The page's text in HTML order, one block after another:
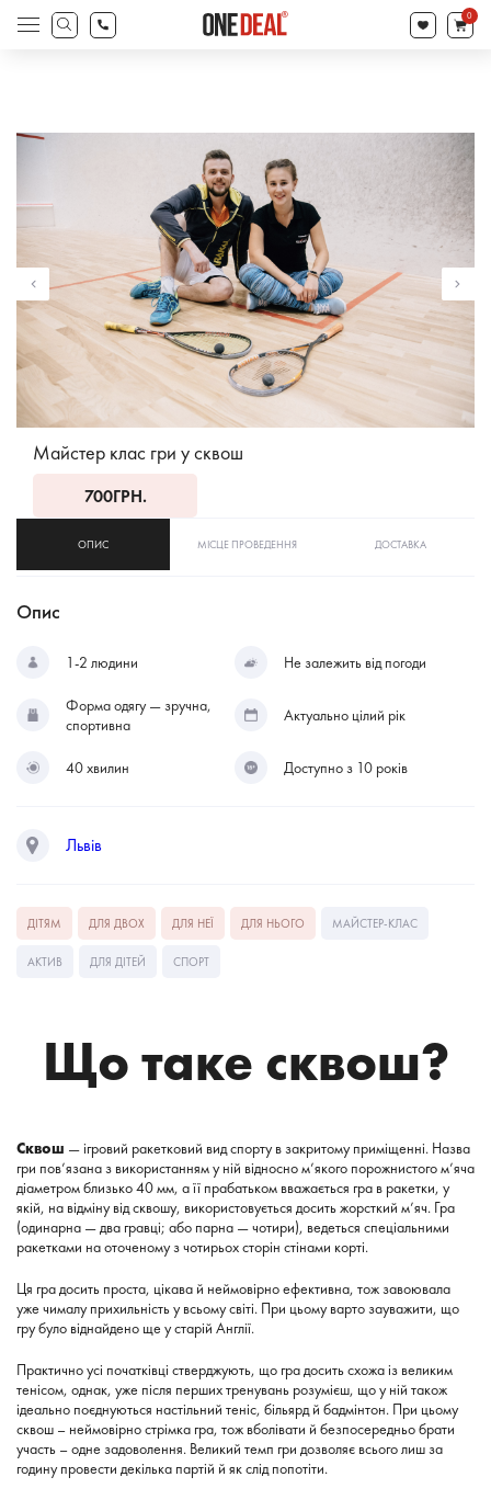
search
Products
search
0
Майстер клас гри у сквош
700ГРН.
ОПИС МІСЦЕ ПРОВЕДЕННЯ ДОСТАВКА
Опис
1-2 людини Не залежить від погоди
Форма одягу — зручна,
спортивна
Актуально цілий рік
40 хвилин Доступно з 10 років
Львів
ДІТЯМ ДЛЯ ДВОХ ДЛЯ НЕЇ ДЛЯ НЬОГО МАЙСТЕР-КЛАС
АКТИВ ДЛЯ ДІТЕЙ СПОРТ
Що таке сквош?
Сквош — ігровий ракетковий вид спорту в закритому приміщенні. Назва
гри пов’язана з використанням у ній відносно м’якого порожнистого м’яча
діаметром близько 40 мм, а її прабатьком вважається гра в ракетки, у
якій, на відміну від сквошу, використовується досить жорсткий м’яч. Гра
(одинарна — два гравці; або парна — чотири), ведеться спеціальними
ракетками на оточеному з чотирьох сторін стінами корті.
Ця гра досить проста, цікава й неймовірно ефективна, тож завоювала
уже чималу прихильність у всьому світі. При цьому варто зауважити, що
гру було віднайдено ще у старій Англії.
Практично усі початківці стверджують, що гра досить схожа із великим
тенісом, однак, уже після перших тренувань розумієш, що у ній також
ідеально поєднуються настільний теніс, більярд й бадмінтон. При цьому
сквош – неймовірно стрімка гра, тож вболівати й безпосередньо брати
участь – одне задоволення. Великий темп гри дозволяє всього лиш за
годину провести декілька партій й як слід попотіти.